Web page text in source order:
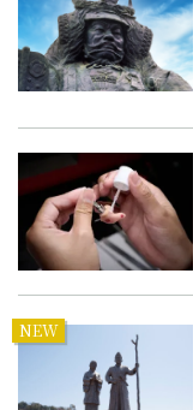
NEW